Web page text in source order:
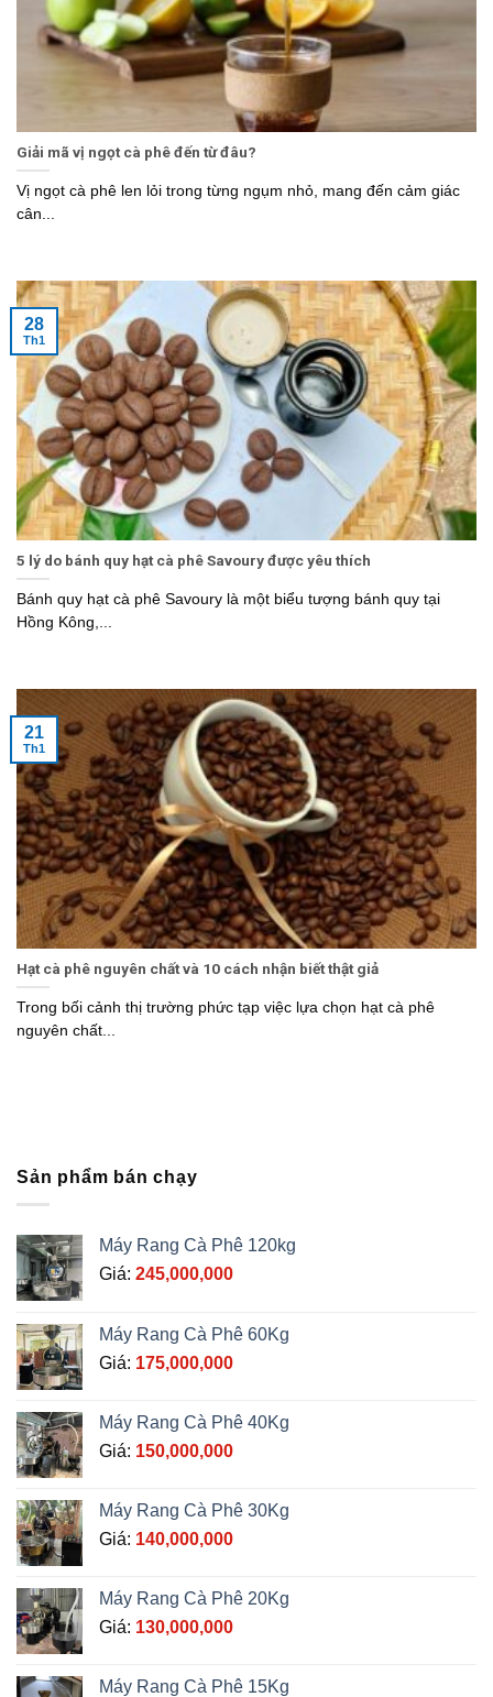
Giải mã vị ngọt cà phê đến từ đâu?
Vị ngọt cà phê len lỏi trong từng ngụm nhỏ, mang đến cảm giác
cân...
5 lý do bánh quy hạt cà phê Savoury được yêu thích
Bánh quy hạt cà phê Savoury là một biểu tượng bánh quy tại
Hồng Kông,...
28
Th1
Hạt cà phê nguyên chất và 10 cách nhận biết thật giả
Trong bối cảnh thị trường phức tạp việc lựa chọn hạt cà phê
nguyên chất...
21
Th1
Sản phẩm bán chạy
Máy Rang Cà Phê 120kg
Giá: 245,000,000
Máy Rang Cà Phê 60Kg
Giá: 175,000,000
Máy Rang Cà Phê 40Kg
Giá: 150,000,000
Máy Rang Cà Phê 30Kg
Giá: 140,000,000
Máy Rang Cà Phê 20Kg
Giá: 130,000,000
Máy Rang Cà Phê 15Kg